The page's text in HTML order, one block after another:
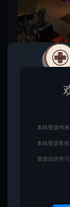
此资源仅限
制，不支持
助！如您不
本站资源均
本站资源售
资源仅供学